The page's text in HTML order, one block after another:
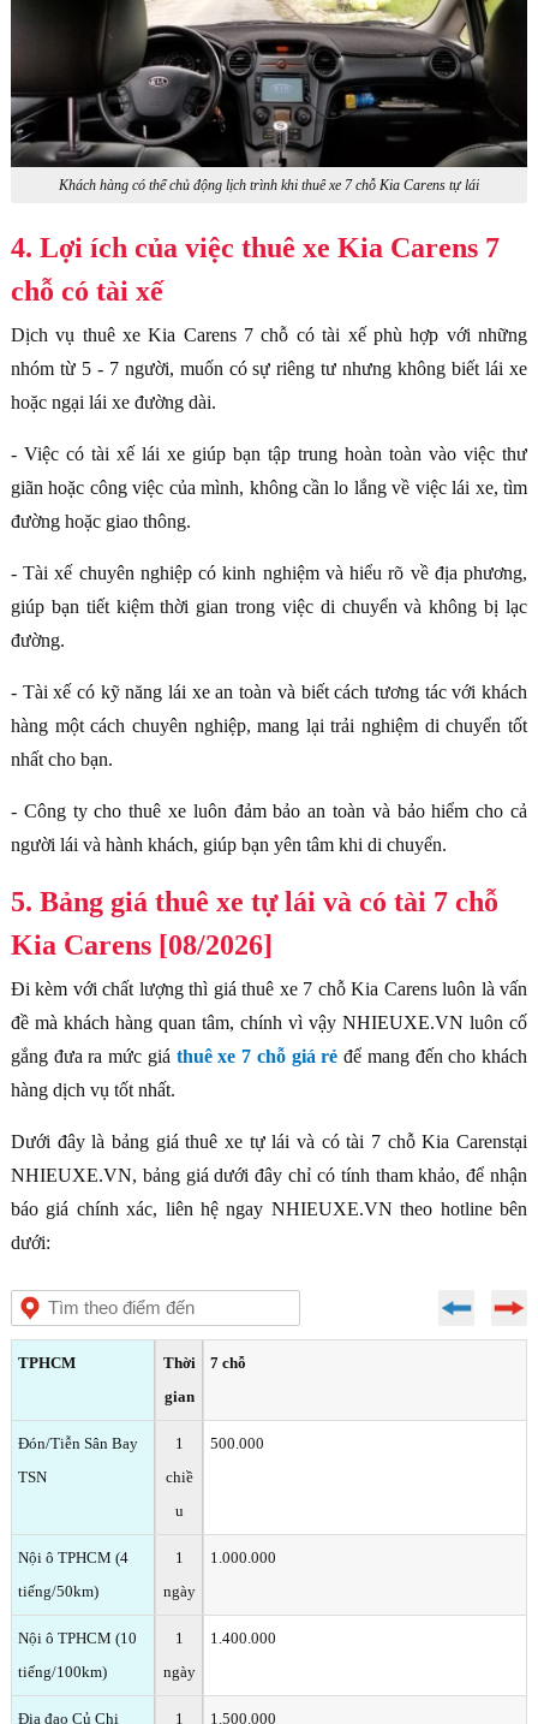
Khách hàng có thể chủ động lịch trình khi thuê xe 7 chỗ Kia Carens tự lái
4. Lợi ích của việc thuê xe Kia Carens 7
chỗ có tài xế
Dịch vụ thuê xe Kia Carens 7 chỗ có tài xế phù hợp với những
nhóm từ 5 - 7 người, muốn có sự riêng tư nhưng không biết lái xe
hoặc ngại lái xe đường dài.
- Việc có tài xế lái xe giúp bạn tập trung hoàn toàn vào việc thư
giãn hoặc công việc của mình, không cần lo lắng về việc lái xe, tìm
đường hoặc giao thông.
- Tài xế chuyên nghiệp có kinh nghiệm và hiểu rõ về địa phương,
giúp bạn tiết kiệm thời gian trong việc di chuyển và không bị lạc
đường.
- Tài xế có kỹ năng lái xe an toàn và biết cách tương tác với khách
hàng một cách chuyên nghiệp, mang lại trải nghiệm di chuyển tốt
nhất cho bạn.
- Công ty cho thuê xe luôn đảm bảo an toàn và bảo hiểm cho cả
người lái và hành khách, giúp bạn yên tâm khi di chuyển.
5. Bảng giá thuê xe tự lái và có tài 7 chỗ
Kia Carens [08/2026]
Đi kèm với chất lượng thì giá thuê xe 7 chỗ Kia Carens luôn là vấn
đề mà khách hàng quan tâm, chính vì vậy NHIEUXE.VN luôn cố
gắng đưa ra mức giá thuê xe 7 chỗ giá rẻ để mang đến cho khách
hàng dịch vụ tốt nhất.
Dưới đây là bảng giá thuê xe tự lái và có tài 7 chỗ Kia Carenstại
NHIEUXE.VN, bảng giá dưới đây chỉ có tính tham khảo, để nhận
báo giá chính xác, liên hệ ngay NHIEUXE.VN theo hotline bên
dưới:
TPHCM
Thời
gian
7 chỗ
Đón/Tiễn Sân Bay
TSN
1
chiề
u
500.000
Nội ô TPHCM (4
tiếng/50km)
1
ngày
1.000.000
Nội ô TPHCM (10
tiếng/100km)
1
ngày
1.400.000
Địa đạo Củ Chi
1
1.500.000